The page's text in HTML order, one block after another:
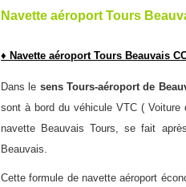
Navette aéroport Tours
♦ Navette aéroport Tours Beauvais
Dans le sens Tours-aéroport de
sont à bord du véhicule VTC (
navette Beauvais Tours, se fait
Beauvais.
Cette formule denavette aéroport